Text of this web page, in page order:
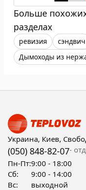
Больше
разделах
ревизия
сэндвич
Дымоходы из
Украина, Киев,
(050) 848-82-07-
Пн-Пт:9:00 - 18:00
Сб:
9:00 - 14:00
Вс:
выходной